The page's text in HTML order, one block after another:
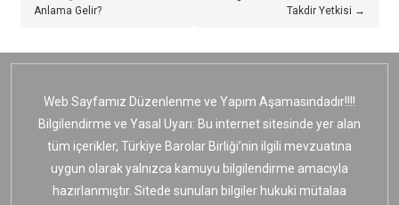
Anlama Gelir?
Takdir Yetkisi →
Web Sayfamız Düzenlenme ve Yapım Aşamasındadır!!!!
Bilgilendirme ve Yasal Uyarı: Bu internet sitesinde yer alan
tüm içerikler, Türkiye Barolar Birliği’nin ilgili mevzuatına
uygun olarak yalnızca kamuyu bilgilendirme amacıyla
hazırlanmıştır. Sitede sunulan bilgiler hukuki mütalaa